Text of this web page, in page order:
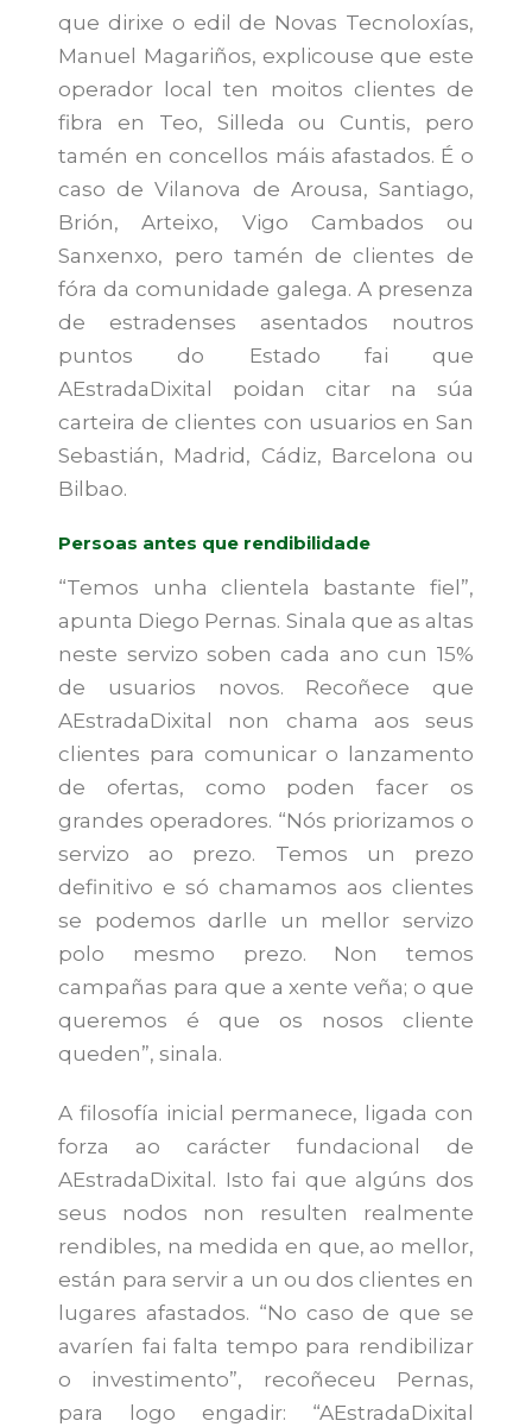
que dirixe o edil de Novas Tecnoloxías,
Manuel Magariños, explicouse que este
operador local ten moitos clientes de
fibra en Teo, Silleda ou Cuntis, pero
tamén en concellos máis afastados. É o
caso de Vilanova de Arousa, Santiago,
Brión, Arteixo, Vigo Cambados ou
Sanxenxo, pero tamén de clientes de
fóra da comunidade galega. A presenza
de estradenses asentados noutros
puntos do Estado fai que
AEstradaDixital poidan citar na súa
carteira de clientes con usuarios en San
Sebastián, Madrid, Cádiz, Barcelona ou
Bilbao.
Persoas antes que rendibilidade
“Temos unha clientela bastante fiel”,
apunta Diego Pernas. Sinala que as altas
neste servizo soben cada ano cun 15%
de usuarios novos. Recoñece que
AEstradaDixital non chama aos seus
clientes para comunicar o lanzamento
de ofertas, como poden facer os
grandes operadores. “Nós priorizamos o
servizo ao prezo. Temos un prezo
definitivo e só chamamos aos clientes
se podemos darlle un mellor servizo
polo mesmo prezo. Non temos
campañas para que a xente veña; o que
queremos é que os nosos cliente
queden”, sinala.
A filosofía inicial permanece, ligada con
forza ao carácter fundacional de
AEstradaDixital. Isto fai que algúns dos
seus nodos non resulten realmente
rendibles, na medida en que, ao mellor,
están para servir a un ou dos clientes en
lugares afastados. “No caso de que se
avaríen fai falta tempo para rendibilizar
o investimento”, recoñeceu Pernas,
para logo engadir: “AEstradaDixital